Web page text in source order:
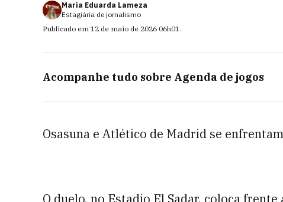
Maria Eduarda Lameza
Estagiária de jornalismo
Publicado em 12 de maio de 2026 06h01.
Acompanhe tudo sobre Agenda de jogos
Osasuna e Atlético de Madrid se
O duelo, no Estadio El Sadar, coloca